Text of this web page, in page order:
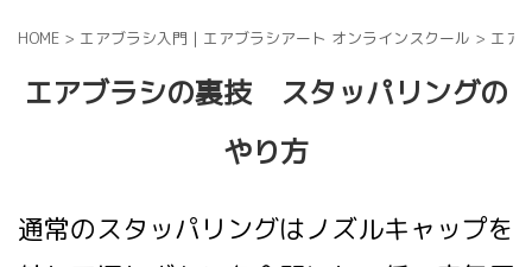
HOME > エアブラシ入門｜エアブラシアート オンラインスクール > エア
エアブラシの裏技 スタッパリングの
やり方
通常のスタッパリングはノズルキャップを